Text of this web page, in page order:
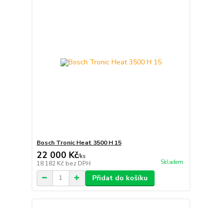
Bosch Tronic Heat 3500 H 15
22 000 Kč/ks
18 182 Kč bez DPH Skladem
Přidat do košíku